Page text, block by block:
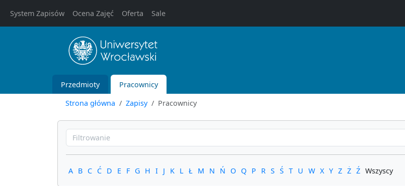
System Zapisów Ocena Zajęć Oferta Sale
Przedmioty
Pracownicy
Strona główna
Zapisy Pracownicy
A B C Ć D E F G H I J K L Ł M N Ń O Q P R S Ś T U W X Y Z Ż Ź Wszyscy